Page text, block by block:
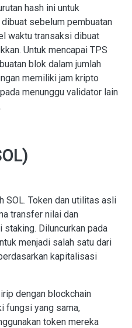
hash ini untuk
sebelum pembuatan
waktu transaksi dibuat
Untuk mencapai TPS
blok dalam jumlah
memiliki jam kripto
menunggu validator lain
SOL. Token dan utilitas asli
transfer nilai dan
staking. Diluncurkan pada
menjadi salah satu dari
kapitalisasi
dengan blockchain
fungsi yang sama,
token mereka